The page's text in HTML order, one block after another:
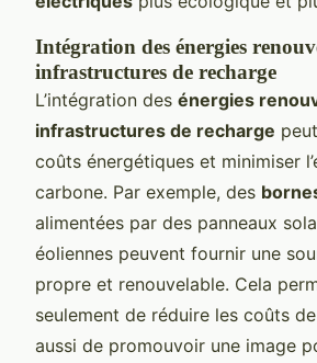
Intégration des énergies
infrastructures de recharge
L’intégration des énergies
infrastructures de recharge
coûts énergétiques et minimiser
carbone. Par exemple, des
alimentées par des panneaux
éoliennes peuvent fournir une
propre et renouvelable. Cela
seulement de réduire les coûts de
aussi de promouvoir une image